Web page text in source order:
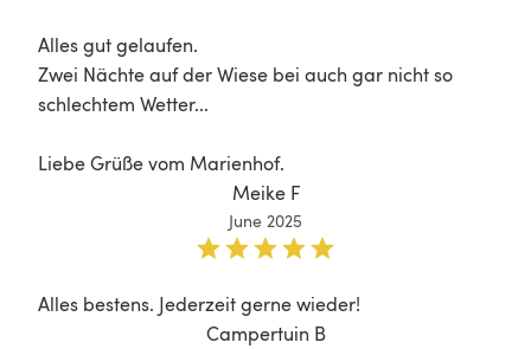
Alles gut gelaufen.
Zwei Nächte auf der Wiese bei auch gar nicht so
schlechtem Wetter...
Meike F
June 2025
Alles bestens. Jederzeit gerne wieder!
Campertuin B